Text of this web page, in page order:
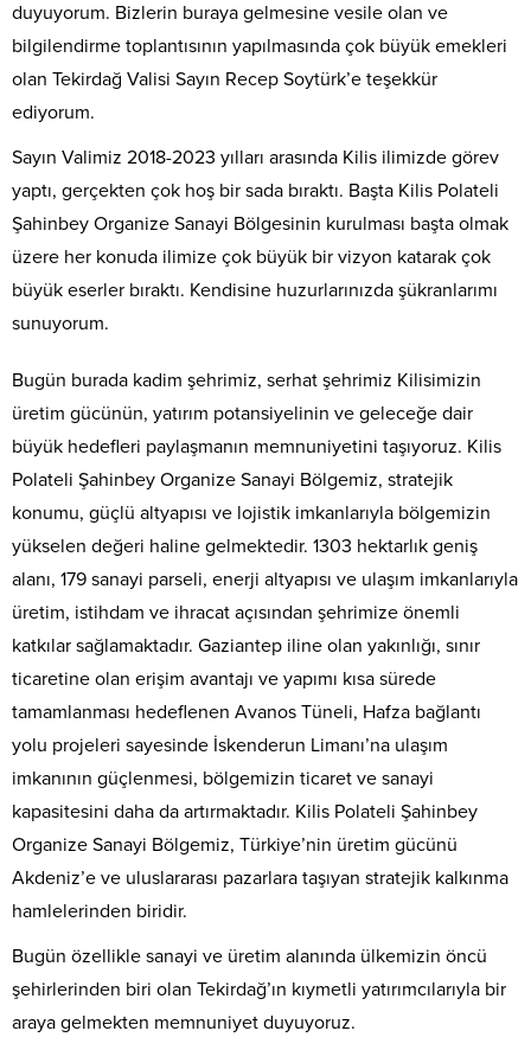
duyuyorum. Bizlerin buraya gelmesine vesile olan ve
bilgilendirme toplantısının yapılmasında çok büyük emekleri
olan Tekirdağ Valisi Sayın Recep Soytürk’e teşekkür
ediyorum.
Sayın Valimiz 2018-2023 yılları arasında Kilis ilimizde görev
yaptı, gerçekten çok hoş bir sada bıraktı. Başta Kilis Polateli
Şahinbey Organize Sanayi Bölgesinin kurulması başta olmak
üzere her konuda ilimize çok büyük bir vizyon katarak çok
büyük eserler bıraktı. Kendisine huzurlarınızda şükranlarımı
sunuyorum.
Bugün burada kadim şehrimiz, serhat şehrimiz Kilisimizin
üretim gücünün, yatırım potansiyelinin ve geleceğe dair
büyük hedefleri paylaşmanın memnuniyetini taşıyoruz. Kilis
Polateli Şahinbey Organize Sanayi Bölgemiz, stratejik
konumu, güçlü altyapısı ve lojistik imkanlarıyla bölgemizin
yükselen değeri haline gelmektedir. 1303 hektarlık geniş
alanı, 179 sanayi parseli, enerji altyapısı ve ulaşım imkanlarıyla
üretim, istihdam ve ihracat açısından şehrimize önemli
katkılar sağlamaktadır. Gaziantep iline olan yakınlığı, sınır
ticaretine olan erişim avantajı ve yapımı kısa sürede
tamamlanması hedeflenen Avanos Tüneli, Hafza bağlantı
yolu projeleri sayesinde İskenderun Limanı’na ulaşım
imkanının güçlenmesi, bölgemizin ticaret ve sanayi
kapasitesini daha da artırmaktadır. Kilis Polateli Şahinbey
Organize Sanayi Bölgemiz, Türkiye’nin üretim gücünü
Akdeniz’e ve uluslararası pazarlara taşıyan stratejik kalkınma
hamlelerinden biridir.
Bugün özellikle sanayi ve üretim alanında ülkemizin öncü
şehirlerinden biri olan Tekirdağ’ın kıymetli yatırımcılarıyla bir
araya gelmekten memnuniyet duyuyoruz.